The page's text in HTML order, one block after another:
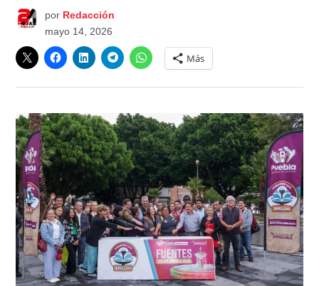
por Redacción
mayo 14, 2026
Más